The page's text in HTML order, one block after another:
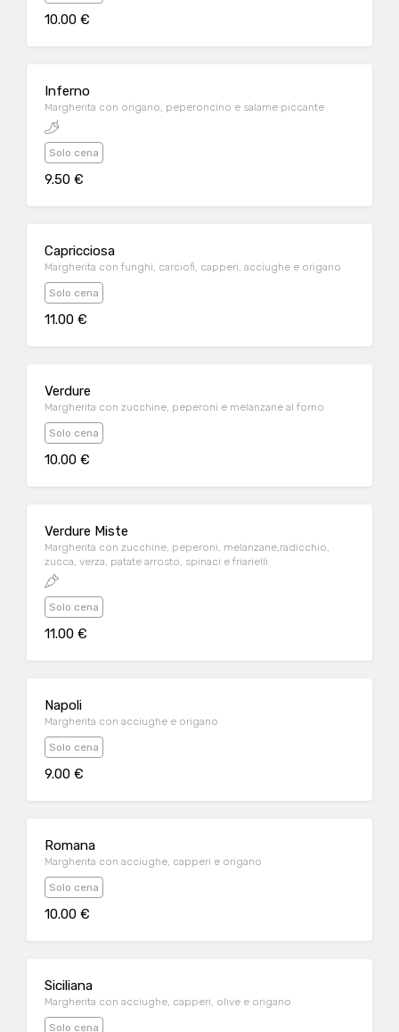
10.00 €
Inferno
Margherita con origano, peperoncino e salame piccante
Solo cena
9.50 €
Capricciosa
Margherita con funghi, carciofi, capperi, acciughe e origano
Solo cena
11.00 €
Verdure
Margherita con zucchine, peperoni e melanzane al forno
Solo cena
10.00 €
Verdure Miste
Margherita con zucchine, peperoni, melanzane,radicchio,
zucca, verza, patate arrosto, spinaci e friarielli
Solo cena
11.00 €
Napoli
Margherita con acciughe e origano
Solo cena
9.00 €
Romana
Margherita con acciughe, capperi e origano
Solo cena
10.00 €
Siciliana
Margherita con acciughe, capperi, olive e origano
Solo cena